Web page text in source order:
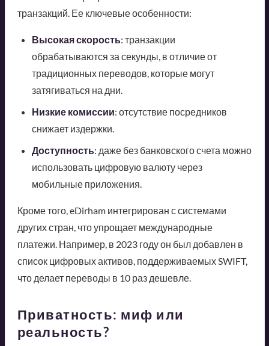
транзакций. Ее ключевые особенности:
Высокая скорость: транзакции
обрабатываются за секунды, в отличие от
традиционных переводов, которые могут
затягиваться на дни.
Низкие комиссии: отсутствие посредников
снижает издержки.
Доступность: даже без банковского счета можно
использовать цифровую валюту через
мобильные приложения.
Кроме того, eDirham интегрирован с системами
других стран, что упрощает международные
платежи. Например, в 2023 году он был добавлен в
список цифровых активов, поддерживаемых SWIFT,
что делает переводы в 10 раз дешевле.
Приватность: миф или
реальность?